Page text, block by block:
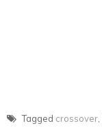
Tagged crossover